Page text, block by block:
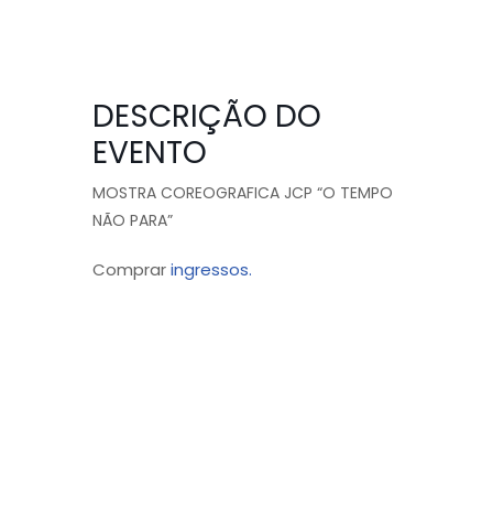
DESCRIÇÃO DO
EVENTO
MOSTRA COREOGRAFICA JCP “O TEMPO
NÃO PARA”
Compraringressos.